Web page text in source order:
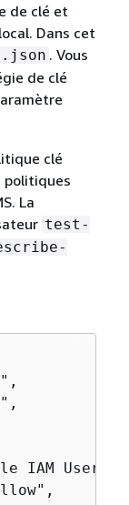
de clé et
Dans cet
. Vous
de clé
clé
politiques
La
test-
IAM User